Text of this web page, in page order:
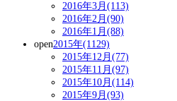
2016年3月(113)
2016年2月(90)
2016年1月(88)
open2015年(1129)
2015年12月(77)
2015年11月(97)
2015年10月(114)
2015年9月(93)